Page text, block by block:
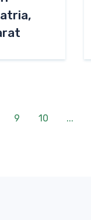
9 10 ...